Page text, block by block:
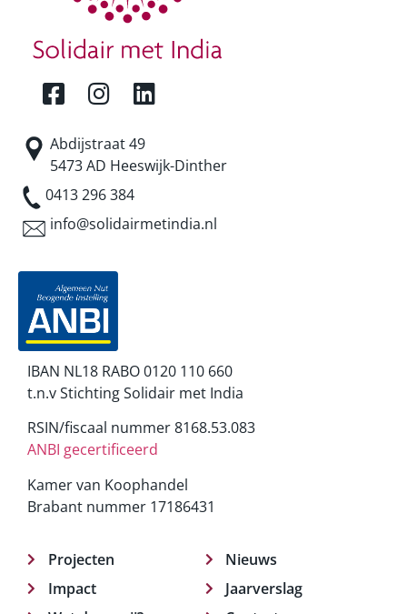
Abdijstraat 49
5473 AD Heeswijk-Dinther
0413 296 384
info@solidairmetindia.nl
IBAN NL18 RABO 0120 110 660
t.n.v Stichting Solidair met India
RSIN/fiscaal nummer 8168.53.083
ANBI gecertificeerd
Kamer van Koophandel
Brabant nummer 17186431
Projecten
Impact
Nieuws
Jaarverslag